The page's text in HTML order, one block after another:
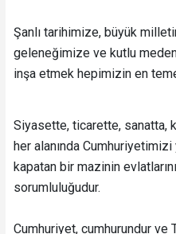
Şanlı tarihimize, büyük
geleneğimize ve kutlu
inşa etmek hepimizin en
Siyasette, ticarette, sanatta,
her alanında
kapatan bir mazinin
sorumluluğudur.
Cumhuriyet, cumhurundur